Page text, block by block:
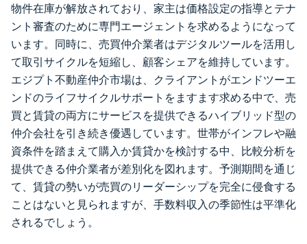
物件在庫が解放されており、家主は価格設定の指導とテナ
ント審査のために専門エージェントを求めるようになって
います。同時に、売買仲介業者はデジタルツールを活用し
て取引サイクルを短縮し、顧客シェアを維持しています。
エジプト不動産仲介市場は、クライアントがエンドツーエ
ンドのライフサイクルサポートをますます求める中で、売
買と賃貸の両方にサービスを提供できるハイブリッド型の
仲介会社を引き続き優遇しています。世帯がインフレや融
資条件を踏まえて購入か賃貸かを検討する中、比較分析を
提供できる仲介業者が差別化を図れます。予測期間を通じ
て、賃貸の勢いが売買のリーダーシップを完全に侵食する
ことはないと見られますが、手数料収入の季節性は平準化
されるでしょう。